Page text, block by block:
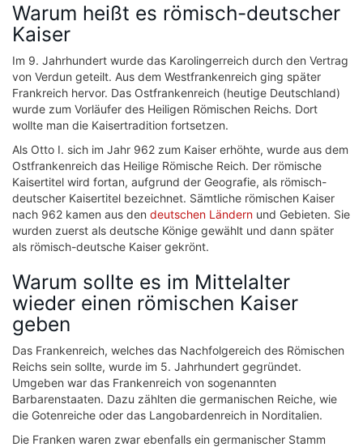
Warum heißt es römisch-deutscher
Kaiser
Im 9. Jahrhundert wurde das Karolingerreich durch den Vertrag
von Verdun geteilt. Aus dem Westfrankenreich ging später
Frankreich hervor. Das Ostfrankenreich (heutige Deutschland)
wurde zum Vorläufer des Heiligen Römischen Reichs. Dort
wollte man die Kaisertradition fortsetzen.
Als Otto I. sich im Jahr 962 zum Kaiser erhöhte, wurde aus dem
Ostfrankenreich das Heilige Römische Reich. Der römische
Kaisertitel wird fortan, aufgrund der Geografie, als römisch-
deutscher Kaisertitel bezeichnet. Sämtliche römischen Kaiser
nach 962 kamen aus den deutschen Ländern und Gebieten. Sie
wurden zuerst als deutsche Könige gewählt und dann später
als römisch-deutsche Kaiser gekrönt.
Warum sollte es im Mittelalter
wieder einen römischen Kaiser
geben
Das Frankenreich, welches das Nachfolgereich des Römischen
Reichs sein sollte, wurde im 5. Jahrhundert gegründet.
Umgeben war das Frankenreich von sogenannten
Barbarenstaaten. Dazu zählten die germanischen Reiche, wie
die Gotenreiche oder das Langobardenreich in Norditalien.
Die Franken waren zwar ebenfalls ein germanischer Stamm